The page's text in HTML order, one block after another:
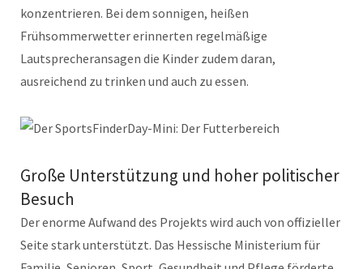
konzentrieren. Bei dem sonnigen, heißen
Frühsommerwetter erinnerten regelmäßige
Lautsprecheransagen die Kinder zudem daran,
ausreichend zu trinken und auch zu essen.
Große Unterstützung und hoher politischer
Besuch
Der enorme Aufwand des Projekts wird auch von offizieller
Seite stark unterstützt. Das Hessische Ministerium für